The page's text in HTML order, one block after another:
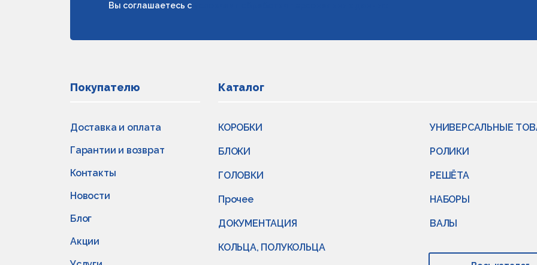
Вы соглашаетесь с
Покупателю
Доставка и оплата
Гарантии и возврат
Контакты
Новости
Блог
Акции
Каталог
КОРОБКИ
БЛОКИ
ГОЛОВКИ
Прочее
ДОКУМЕНТАЦИЯ
КОЛЬЦА, ПОЛУКОЛЬЦА
УНИВЕРСАЛЬНЫЕ
РОЛИКИ
РЕШЁТА
НАБОРЫ
ВАЛЫ